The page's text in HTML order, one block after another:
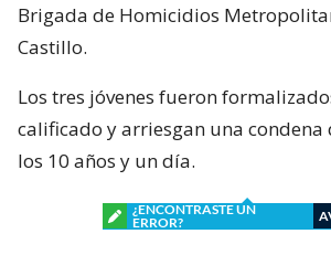
Brigada de Homicidios
Castillo.
Los tres jóvenes fueron
calificado y arriesgan una condena
los 10 años y un día.
¿ENCONTRASTE UN
ERROR?